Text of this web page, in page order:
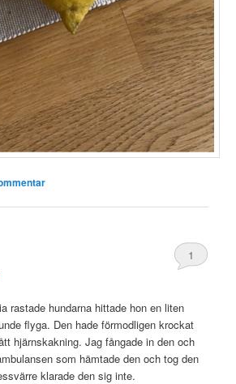
1
rastade hundarna hittade hon en liten
flyga. Den hade förmodligen krockat
hjärnskakning. Jag fångade in den och
som hämtade den och tog den
klarade den sig inte.